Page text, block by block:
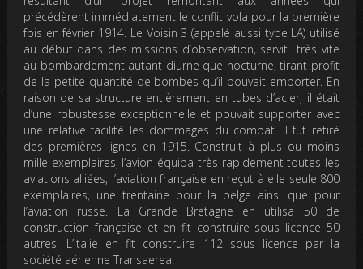
précédèrent immédiatement le conflit vola pour la première
fois en février 1914. Le Voisin 3 (appelé aussi type LA) utilisé
au début dans des missions d’observation, servit très vite
au bombardement autant diurne que nocturne, tirant profit
de la petite quantité de bombes qu’il pouvait emporter. En
raison de sa structure entièrement en tubes d’acier, il était
d’une robustesse exceptionnelle et pouvait supporter avec
une relative facilité les dommages du combat. Il fut retiré
des premières lignes en 1915. Construit à plus ou moins
mille exemplaires, l’avion équipa très rapidement toutes les
aviations alliées, l’aviation française en reçut à elle seule 800
exemplaires, une trentaine pour la belge ainsi que pour
l’aviation russe. La Grande Bretagne en utilisa 50 de
construction française et en fit construire sous licence 50
autres. L’Italie en fit construire 112 sous licence par la
société aérienne Transaerea.